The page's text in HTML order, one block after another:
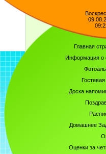
Главная
Информация о
Гостевая
Доска
Домашнее
Оценки за